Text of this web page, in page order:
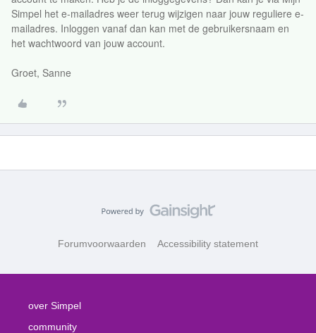
Simpel het e-mailadres weer terug wijzigen naar jouw reguliere e-
mailadres. Inloggen vanaf dan kan met de gebruikersnaam en
het wachtwoord van jouw account.
Groet, Sanne
Forumvoorwaarden Accessibility statement
over Simpel
community